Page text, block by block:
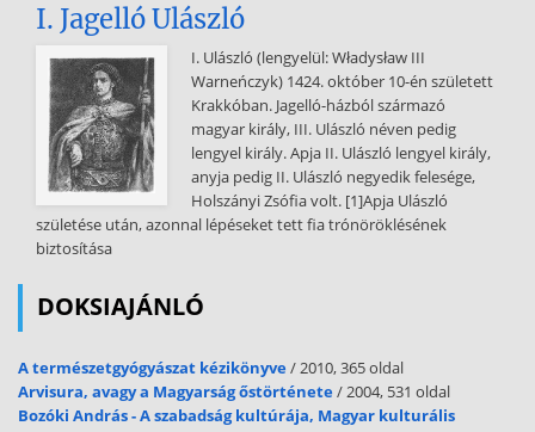
akosság gyors növekedése. A viszonylagos népfölösleg feltétele az
növekedett. Az ipari forradalom visszahatott a mezőgazdasági
fejlődésre, megjelentek az első mezőgazdasági gépek. Tovább
javultak a higiénés viszonyok Az ipari forradalom hozzájárult az ún.
demográfiai robbanáshoz Az ipari forradalom gazdasági, társadalmi
és szellemi következményei a X IX. sz közepéig A tőkés gazdaság
fejlődésének alapja az új üzemformák, szervezési eljárások
bevezetésében, illetve a munkások számának növelésében rejlett. A
XVIII század közepéig alapvető technológiai, technikai változások
nem következtek be. Megindult az európai gazdaság önfenntartó
modernizációs folyamatot indított el. Kibontakozott az ipar, a
az infrastruktúra, a városok forradalma, és alapvető változások
következtek be a társadalmi osztály szerkezetében is, miközben
I. Jagelló Ulászló
I. Ulászló (lengyelül: Władysław III
Warneńczyk) 1424. október 10-én született
Krakkóban. Jagelló-házból származó
magyar király, III. Ulászló néven pedig
lengyel király. Apja II. Ulászló lengyel király,
anyja pedig II. Ulászló negyedik felesége,
Holszányi Zsófia volt. [1]Apja Ulászló
születése után, azonnal lépéseket tett fia trónöröklésének
biztosítása
DOKSIAJÁNLÓ
A természetgyógyászat kézikönyve/ 2010, 365 oldal
Arvisura, avagy a Magyarság őstörténete/ 2004, 531 oldal
Bozóki András - A szabadság kultúrája, Magyar kulturális